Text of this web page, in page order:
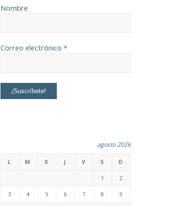
Nombre
Correo electrónico *
agosto 2026
L M X J V S D
1 2
3 4 5 6 7 8 9